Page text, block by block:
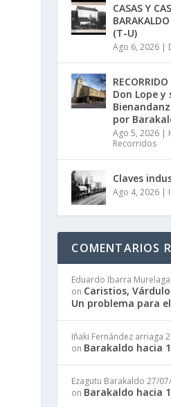
CASAS Y
(T-U)
Ago 6, 2026 |
Don Lope y
por
Ago 5, 2026 |
Recorridos
Claves
Ago 4, 2026 |
COMENTARIOS
Eduardo Ibarra Murelaga
on Caristios,
Un problema para
Iñaki Fernández arriaga
on Barakaldo hacia
Ezagutu Barakaldo 27/
on Barakaldo hacia